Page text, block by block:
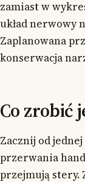
zamiast w
układ nerwowy
Zaplanowana
konserwacja
Co zrobić
Zacznij od
przerwania
przejmują stery.